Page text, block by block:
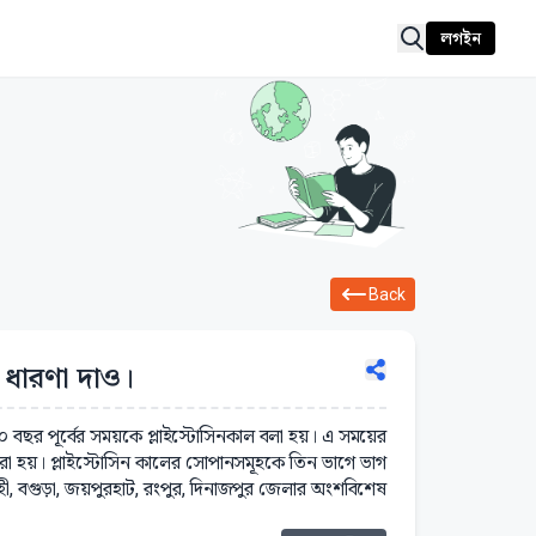
লগইন
Back
দাও।
বছর পূর্বের সময়কে প্লাইস্টোসিনকাল বলা হয়। এ সময়ের
হয়। প্লাইস্টোসিন কালের সোপানসমূহকে তিন ভাগে ভাগ
বগুড়া, জয়পুরহাট, রংপুর, দিনাজপুর জেলার অংশবিশেষ